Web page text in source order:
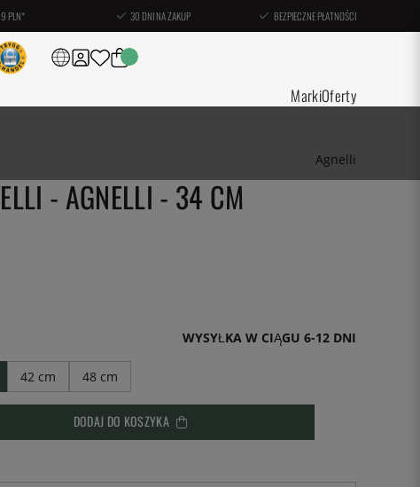
PLN* 30 DNI NA ZAKUP BEZPIECZNE PŁATNOŚCI
MarkiOferty
Agnelli
- AGNELLI - 34 CM
WYSYŁKA W CIĄGU 6-12 DNI
42 cm 48 cm
DODAJ DO KOSZYKA